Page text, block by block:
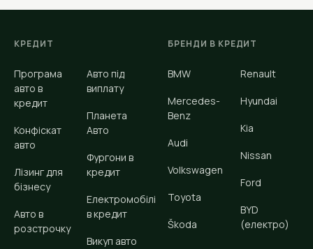
КРЕДИТ
Програма
авто в
кредит
Конфіскат
авто
Лізинг для
бізнесу
Авто в
розстрочку
Авто під
виплату
Планета
Авто
Фургони в
кредит
Електромобілі
в кредит
Викуп авто
БРЕНДИ В КРЕДИТ
BMW
Mercedes-
Benz
Audi
Volkswagen
Toyota
Škoda
Renault
Hyundai
Kia
Nissan
Ford
BYD
(електро)